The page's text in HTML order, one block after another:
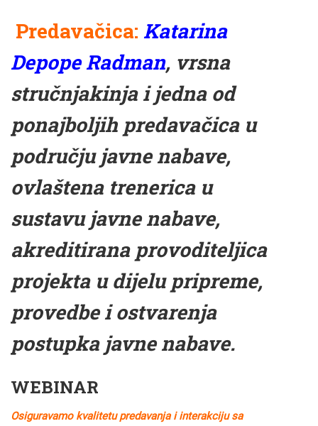
Predavačica: Katarina
Depope Radman, vrsna
stručnjakinja i jedna od
ponajboljih predavačica u
području javne nabave,
ovlaštena trenerica u
sustavu javne nabave,
akreditirana provoditeljica
projekta u dijelu pripreme,
provedbe i ostvarenja
postupka javne nabave.
WEBINAR
Osiguravamo kvalitetu predavanja i interakciju sa